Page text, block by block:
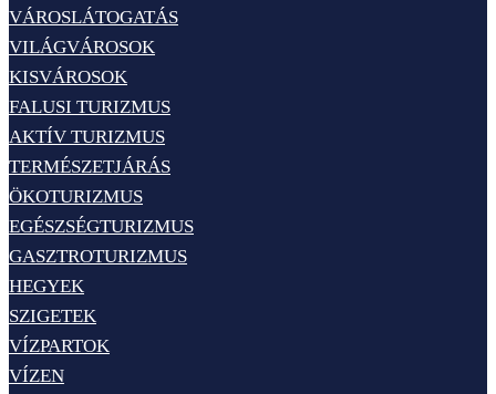
VÁROSLÁTOGATÁS
VILÁGVÁROSOK
KISVÁROSOK
FALUSI TURIZMUS
AKTÍV TURIZMUS
TERMÉSZETJÁRÁS
ÖKOTURIZMUS
EGÉSZSÉGTURIZMUS
GASZTROTURIZMUS
HEGYEK
SZIGETEK
VÍZPARTOK
VÍZEN